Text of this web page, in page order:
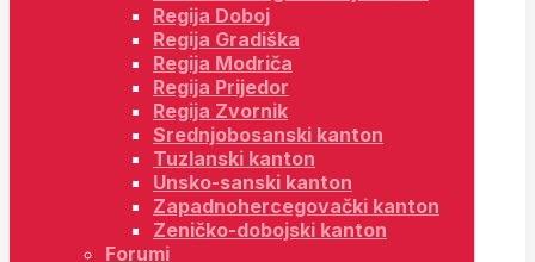
Regija Doboj
Regija Gradiška
Regija Modriča
Regija Prijedor
Regija Zvornik
Srednjobosanski kanton
Tuzlanski kanton
Unsko-sanski kanton
Zapadnohercegovački kanton
Zeničko-dobojski kanton
Forumi